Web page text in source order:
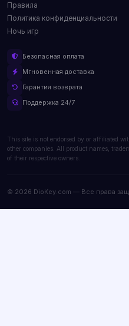
Правила
Политика конфиденциальности
Ночь игр
Безопасная оплата
Мгновенная доставка
Гарантия возврата
Поддержка 24/7
This site is not endorsed by or affiliated
other companies. All product names,
of their respective owners.
© 2026 DioKey.com — Все права